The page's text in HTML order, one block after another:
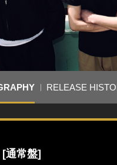
RELEASE
通常盤]